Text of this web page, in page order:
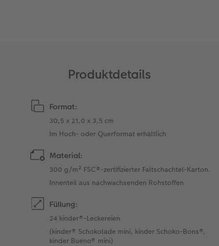
Neuheiten
Extras
Extras
Produktdetails
Format:
30,5 x 21,0 x 3,5 cm
Im Hoch- oder Querformat erhältlich
Material:
300 g/m² FSC®-zertifizierter Faltschachtel-Karton.
Innenteil aus nachwachsenden Rohstoffen
Füllung:
24 kinder®-Leckereien
(kinder® Schokolade mini, kinder Schoko-Bons®,
kinder Bueno® mini)